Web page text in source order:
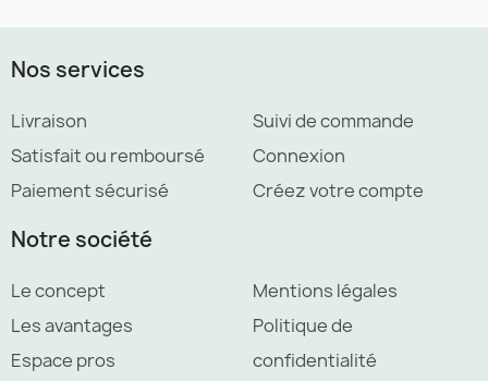
Nos services
Livraison
Satisfait ou remboursé
Paiement sécurisé
Suivi de commande
Connexion
Créez votre compte
Notre société
Le concept
Les avantages
Espace pros
Mentions légales
Politique de
confidentialité